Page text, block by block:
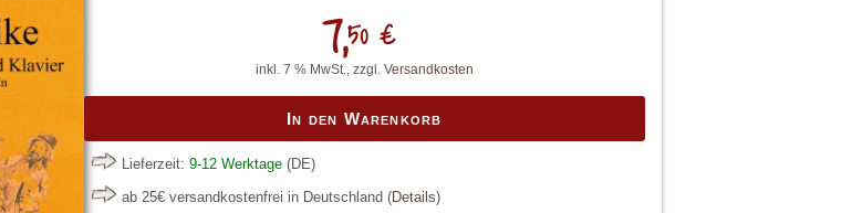
7,50 €
inkl. 7 % MwSt., zzgl. Versandkosten
In den Warenkorb
Lieferzeit: 9-12 Werktage (DE)
ab 25€ versandkostenfrei in Deutschland (Details)